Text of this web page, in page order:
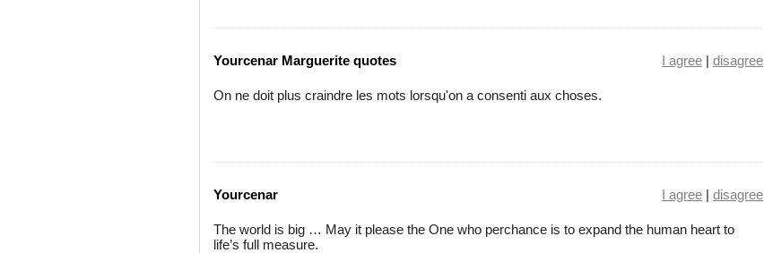
Yourcenar Marguerite quotes I agree | disagree
On ne doit plus craindre les mots lorsqu'on a consenti aux choses.
Yourcenar I agree | disagree
The world is big … May it please the One who perchance is to expand the human heart to
life’s full measure.